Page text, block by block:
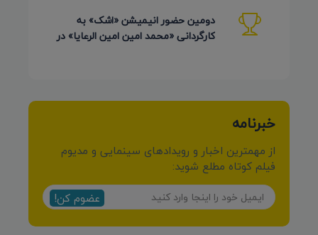
دومین حضور انیمیشن «اشک» به
کارگردانی «محمد امین امین الرعایا» در
خبرنامه
از مهمترین اخبار و رویدادهای سینمایی و مدیوم
فیلم کوتاه مطلع شوید:
عضوم کن!